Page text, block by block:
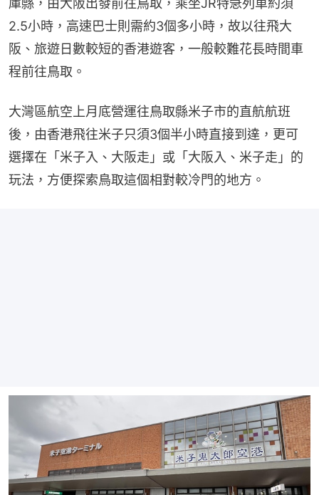
庫縣，由大阪出發前往鳥取，乘坐JR特急列車約須
2.5小時，高速巴士則需約3個多小時，故以往飛大
阪、旅遊日數較短的香港遊客，一般較難花長時間車
程前往鳥取。
大灣區航空上月底營運往鳥取縣米子市的直航航班
後，由香港飛往米子只須3個半小時直接到達，更可
選擇在「米子入、大阪走」或「大阪入、米子走」的
玩法，方便探索鳥取這個相對較冷門的地方。